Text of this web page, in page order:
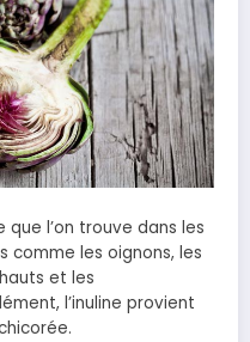
que l’on trouve dans les
comme les oignons, les
et les
l’inuline provient